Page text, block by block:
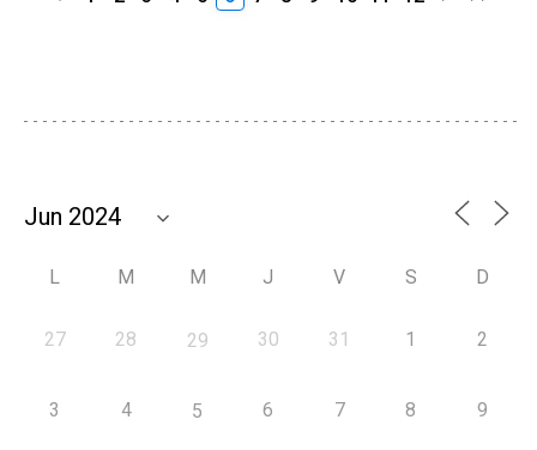
L M M J V S D
27 28 29 30 31 1 2
3 4 5 6 7 8 9